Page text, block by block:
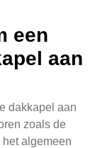
een
aan
dakkapel aan
zoals de
algemeen